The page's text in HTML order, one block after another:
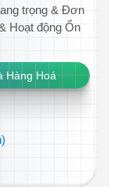
trọng & Đơn
Hoạt động Ổn
Hàng Hoá